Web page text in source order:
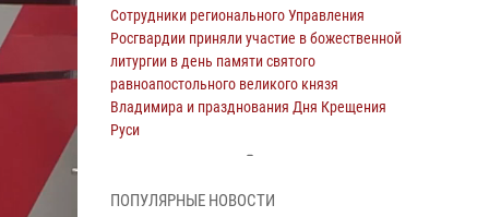
Сотрудники регионального Управления
Росгвардии приняли участие в божественной
литургии в день памяти святого
равноапостольного великого князя
Владимира и празднования Дня Крещения
Руси
При силовой поддержке ОМОН во Владимире
ПОПУЛЯРНЫЕ НОВОСТИ